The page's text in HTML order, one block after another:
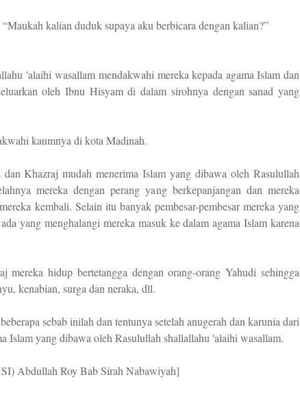
kalian duduk supaya aku berbicara dengan kalian?”
'alaihi wasallam mendakwahi mereka kepada agama Islam dan
oleh Ibnu Hisyam di dalam sirohnya dengan sanad yang
kaumnya di kota Madinah.
Khazraj mudah menerima Islam yang dibawa oleh Rasulullah
mereka dengan perang yang berkepanjangan dan mereka
kembali. Selain itu banyak pembesar-pembesar mereka yang
yang menghalangi mereka masuk ke dalam agama Islam karena
hidup bertetangga dengan orang-orang Yahudi sehingga
kenabian, surga dan neraka, dll.
sebab inilah dan tentunya setelah anugerah dan karunia dari
Islam yang dibawa oleh Rasulullah shallallahu 'alaihi wasallam.
Abdullah Roy Bab Sirah Nabawiyah]